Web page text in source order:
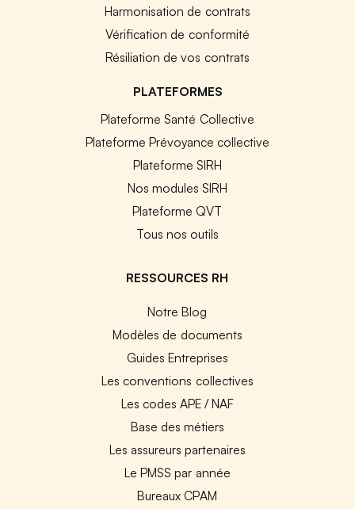
Harmonisation de contrats
Vérification de conformité
Résiliation de vos contrats
PLATEFORMES
Plateforme Santé Collective
Plateforme Prévoyance collective
Plateforme SIRH
Nos modules SIRH
Plateforme QVT
Tous nos outils
RESSOURCES RH
Notre Blog
Modèles de documents
Guides Entreprises
Les conventions collectives
Les codes APE / NAF
Base des métiers
Les assureurs partenaires
Le PMSS par année
Bureaux CPAM